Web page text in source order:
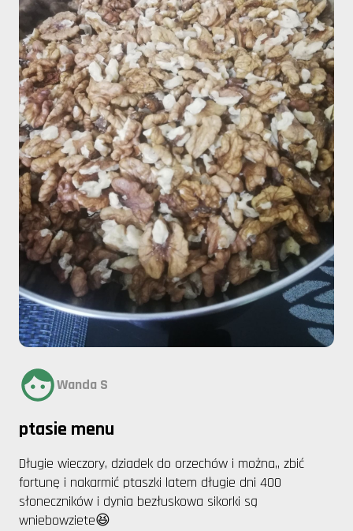
Wanda S
ptasie menu
Długie wieczory, dziadek do orzechów i można,, zbić
fortunę i nakarmić ptaszki latem długie dni 400
słoneczników i dynia bezłuskowa sikorki są
wniebowziete😆